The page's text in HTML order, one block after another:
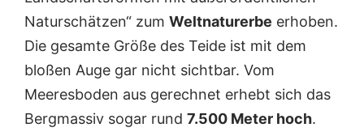
Naturschätzen“ zum Weltnaturerbe erhoben.
Die gesamte Größe des Teide ist mit dem
bloßen Auge gar nicht sichtbar. Vom
Meeresboden aus gerechnet erhebt sich das
Bergmassiv sogar rund 7.500 Meter hoch.